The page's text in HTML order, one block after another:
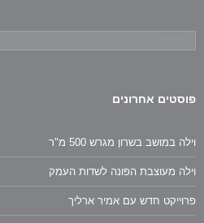
פוסטים אחרונים
וילה במושב בשרון מגרש 500 מ"ר
וילה מעוצבת הפונה לשדות העמק
פרוייקט חדש עם אמיר ארליך